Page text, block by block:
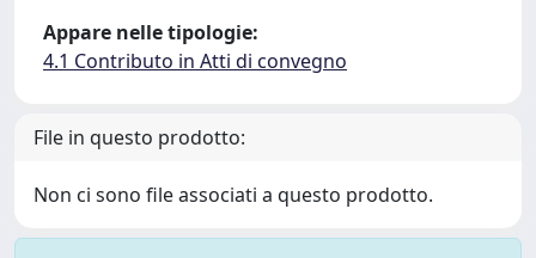
Appare nelle tipologie:
4.1 Contributo in Atti di convegno
File in questo prodotto:
Non ci sono file associati a questo prodotto.